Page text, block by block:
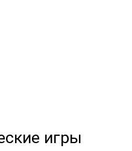
игры